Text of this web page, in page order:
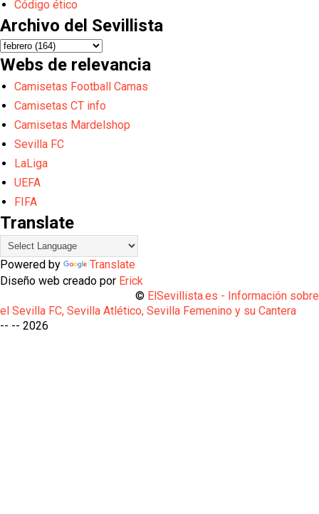
Código ético
Archivo del Sevillista
Webs de relevancia
Camisetas Football Camas
Camisetas CT info
Camisetas Mardelshop
Sevilla FC
LaLiga
UEFA
FIFA
Translate
Powered by
Translate
Diseño web creado por Erick
© ElSevillista.es - Información sobre
el Sevilla FC, Sevilla Atlético, Sevilla Femenino y su Cantera
-- -- 2026